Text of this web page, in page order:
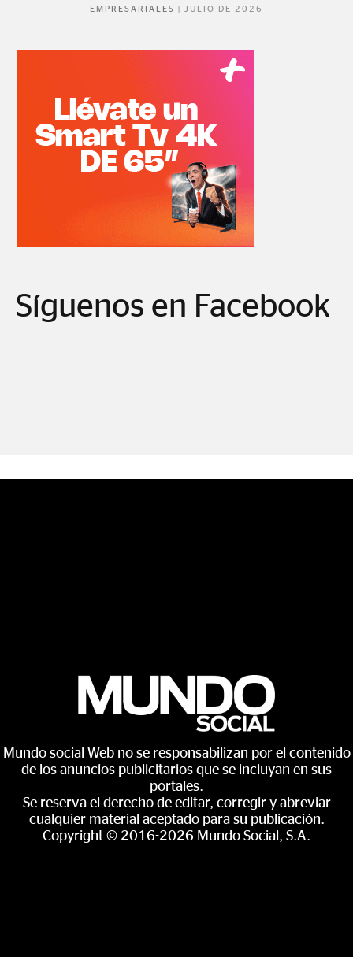
EMPRESARIALES JULIO DE 2026
Síguenos en Facebook
Mundo social Web no se responsabilizan por el contenido
de los anuncios publicitarios que se incluyan en sus
portales.
Se reserva el derecho de editar, corregir y abreviar
cualquier material aceptado para su publicación.
Copyright © 2016-2026 Mundo Social, S.A.